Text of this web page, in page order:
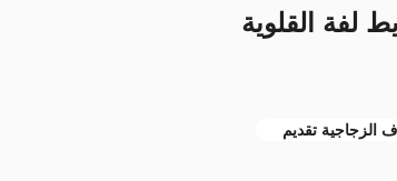
لفة القلوية
الزجاجية تقديم